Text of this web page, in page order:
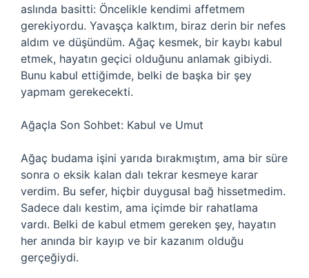
aslında basitti: Öncelikle kendimi affetmem
gerekiyordu. Yavaşça kalktım, biraz derin bir nefes
aldım ve düşündüm. Ağaç kesmek, bir kaybı kabul
etmek, hayatın geçici olduğunu anlamak gibiydi.
Bunu kabul ettiğimde, belki de başka bir şey
yapmam gerekecekti.
Ağaçla Son Sohbet: Kabul ve Umut
Ağaç budama işini yarıda bırakmıştım, ama bir süre
sonra o eksik kalan dalı tekrar kesmeye karar
verdim. Bu sefer, hiçbir duygusal bağ hissetmedim.
Sadece dalı kestim, ama içimde bir rahatlama
vardı. Belki de kabul etmem gereken şey, hayatın
her anında bir kayıp ve bir kazanım olduğu
gerçeğiydi.